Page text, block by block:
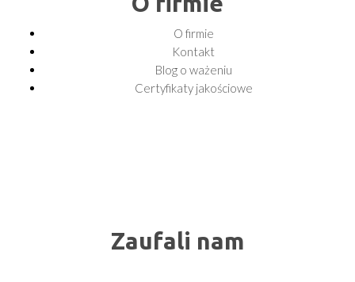
O firmie
Kontakt
Blog o ważeniu
Certyfikaty jakościowe
Zaufali nam